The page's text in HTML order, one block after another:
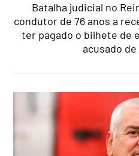
Batalha judicial no
condutor de 76 anos a
ter pagado o bilhete de
acusado